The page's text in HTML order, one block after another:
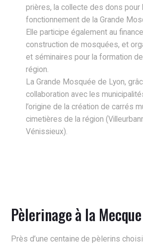
prières, la collecte des dons pour
fonctionnement de la Grande
Elle participe également au
construction de mosquées, et
et séminaires pour la formation
région.
La Grande Mosquée de Lyon,
collaboration avec les
l’origine de la création de carrés
cimetières de la région
Vénissieux).
Pèlerinage à la Mecque
Près d’une centaine de pèlerins